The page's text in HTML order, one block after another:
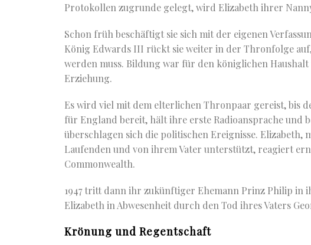
Protokollen zugrunde gelegt, wird Elizabeth ihrer
Schon früh beschäftigt sie sich mit der eigenen
König Edwards III rückt sie weiter in der Thronfolge
werden muss. Bildung war für den königlichen
Erziehung.
Es wird viel mit dem elterlichen Thronpaar gereist, bis
für England bereit, hält ihre erste Radioansprache und
überschlagen sich die politischen Ereignisse. Elizabeth,
Laufenden und von ihrem Vater unterstützt, reagiert
Commonwealth.
1947 tritt dann ihr zukünftiger Ehemann Prinz Philip in
Elizabeth in Abwesenheit durch den Tod ihres Vaters
Krönung und Regentschaft